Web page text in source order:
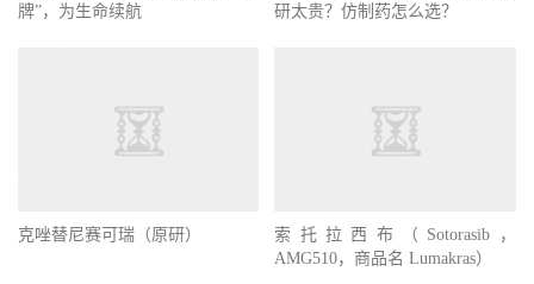
牌”，为生命续航
研太贵？仿制药怎么选？
克唑替尼赛可瑞（原研）
索托拉西布（Sotorasib，
AMG510，商品名 Lumakras）